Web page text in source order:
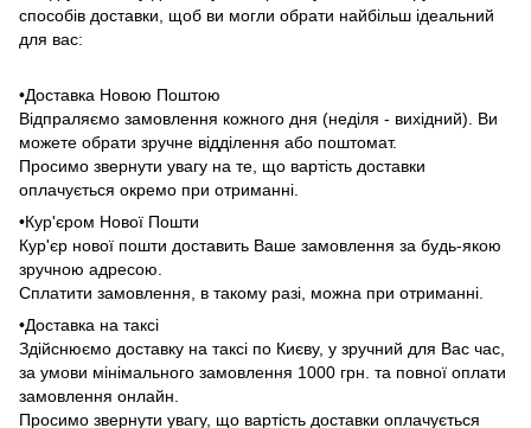
способів доставки, щоб ви могли обрати найбільш ідеальний
для вас:
•Доставка Новою Поштою
Відпраляємо замовлення кожного дня (неділя - вихідний). Ви
можете обрати зручне відділення або поштомат.
Просимо звернути увагу на те, що вартість доставки
оплачується окремо при отриманні.
•Кур'єром Нової Пошти
Кур'єр нової пошти доставить Ваше замовлення за будь-якою
зручною адресою.
Сплатити замовлення, в такому разі, можна при отриманні.
•Доставка на таксі
Здійснюємо доставку на таксі по Києву, у зручний для Вас час,
за умови мінімального замовлення 1000 грн. та повної оплати
замовлення онлайн.
Просимо звернути увагу, що вартість доставки оплачується